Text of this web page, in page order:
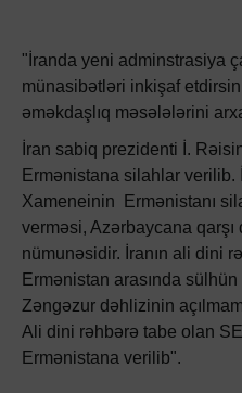
"İranda yeni adminstrasiya
münasibətləri inkişaf
əməkdaşlıq məsələlərini
İran sabiq prezidenti İ.
Ermənistana silahlar verilib.
Xameneinin Ermənistanı
verməsi, Azərbaycana
nümunəsidir. İranın ali dini
Ermənistan arasında
Zəngəzur dəhlizinin
Ali dini rəhbərə tabe olan
Ermənistana verilib".